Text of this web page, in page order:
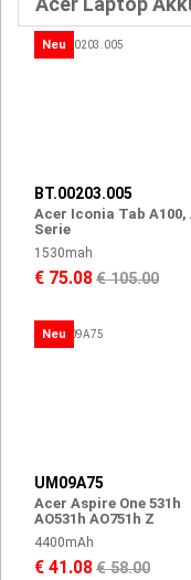
Neu
BT.00203.005
Acer Iconia Tab A100,
Serie
1530mah
€ 75.08€ 105.00
Neu
UM09A75
Acer Aspire One 531h
AO531h AO751h Z
4400mAh
€ 41.08€ 58.00